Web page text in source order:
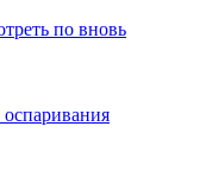
по вновь